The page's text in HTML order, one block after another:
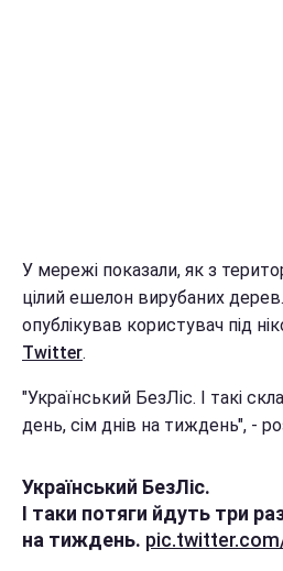
У мережі показали, як з
цілий ешелон вирубаних
опублікував користувач під
Twitter.
"Український БезЛіс. І такі
день, сім днів на тиждень", -
Український БезЛіс.
І таки потяги йдуть три
на тиждень.